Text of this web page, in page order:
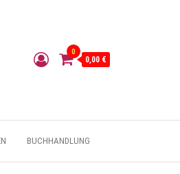
0
0,00 €
BUCHHANDLUNG